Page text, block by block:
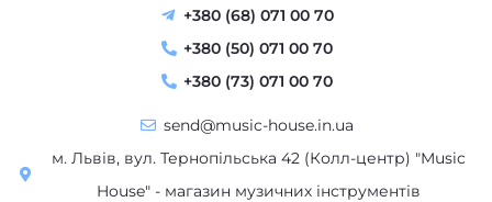
+380 (68) 071 00 70
+380 (50) 071 00 70
+380 (73) 071 00 70
send@music-house.in.ua
м. Львів, вул. Тернопільська 42 (Колл-центр) "Music
House" - магазин музичних інструментів